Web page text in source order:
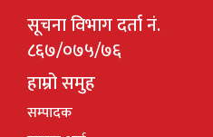
सूचना विभाग दर्ता नं.
८६७/०७५/७६
हाम्रो समुह
सम्पादक